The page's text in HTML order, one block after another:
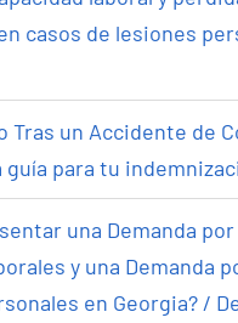
casos de lesiones
Tras un Accidente de
guía para tu
una Demanda por
y una Demanda
en Georgia? /